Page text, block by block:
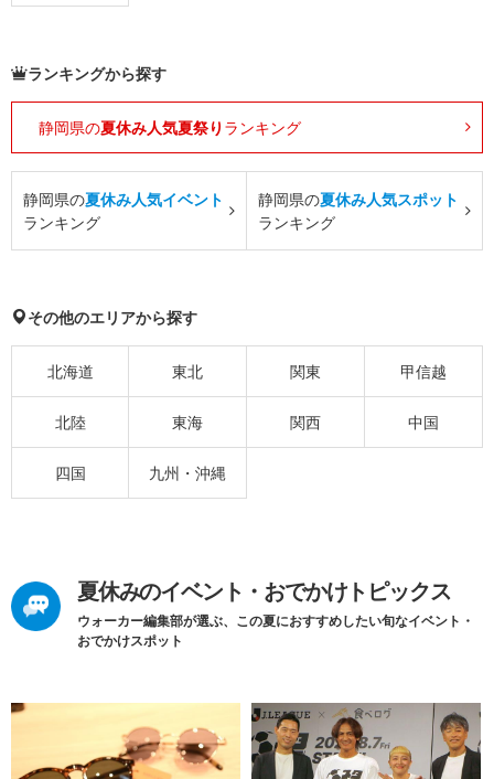
ランキングから探す
静岡県の夏休み人気夏祭り ランキング
静岡県の夏休み人気イベント
ランキング
静岡県の夏休み人気スポット
ランキング
その他のエリアから探す
北海道 東北 関東 甲信越
北陸 東海 関西 中国
四国 九州・沖縄
夏休みのイベント・おでかけトピックス
ウォーカー編集部が選ぶ、この夏におすすめしたい旬なイベント・
おでかけスポット